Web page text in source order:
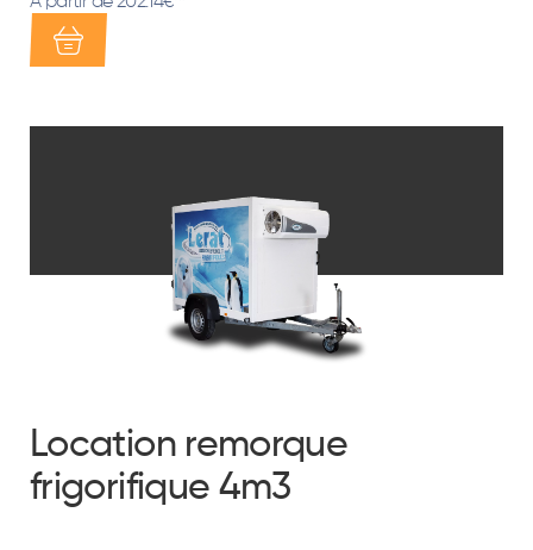
Location remorque
frigorifique 4m3